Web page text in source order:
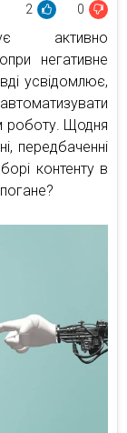
2 0
активно
негативне
усвідомлює,
роботу. Щодня
передбаченні
контенту в